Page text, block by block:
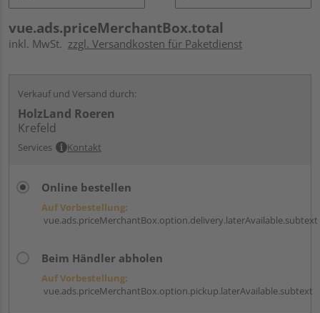
vue.ads.priceMerchantBox.total
inkl. MwSt. zzgl. Versandkosten für Paketdienst
Verkauf und Versand durch:
HolzLand Roeren
Krefeld
Services Kontakt
Online bestellen
Auf Vorbestellung:
vue.ads.priceMerchantBox.option.delivery.laterAvailable.subtext
Beim Händler abholen
Auf Vorbestellung:
vue.ads.priceMerchantBox.option.pickup.laterAvailable.subtext